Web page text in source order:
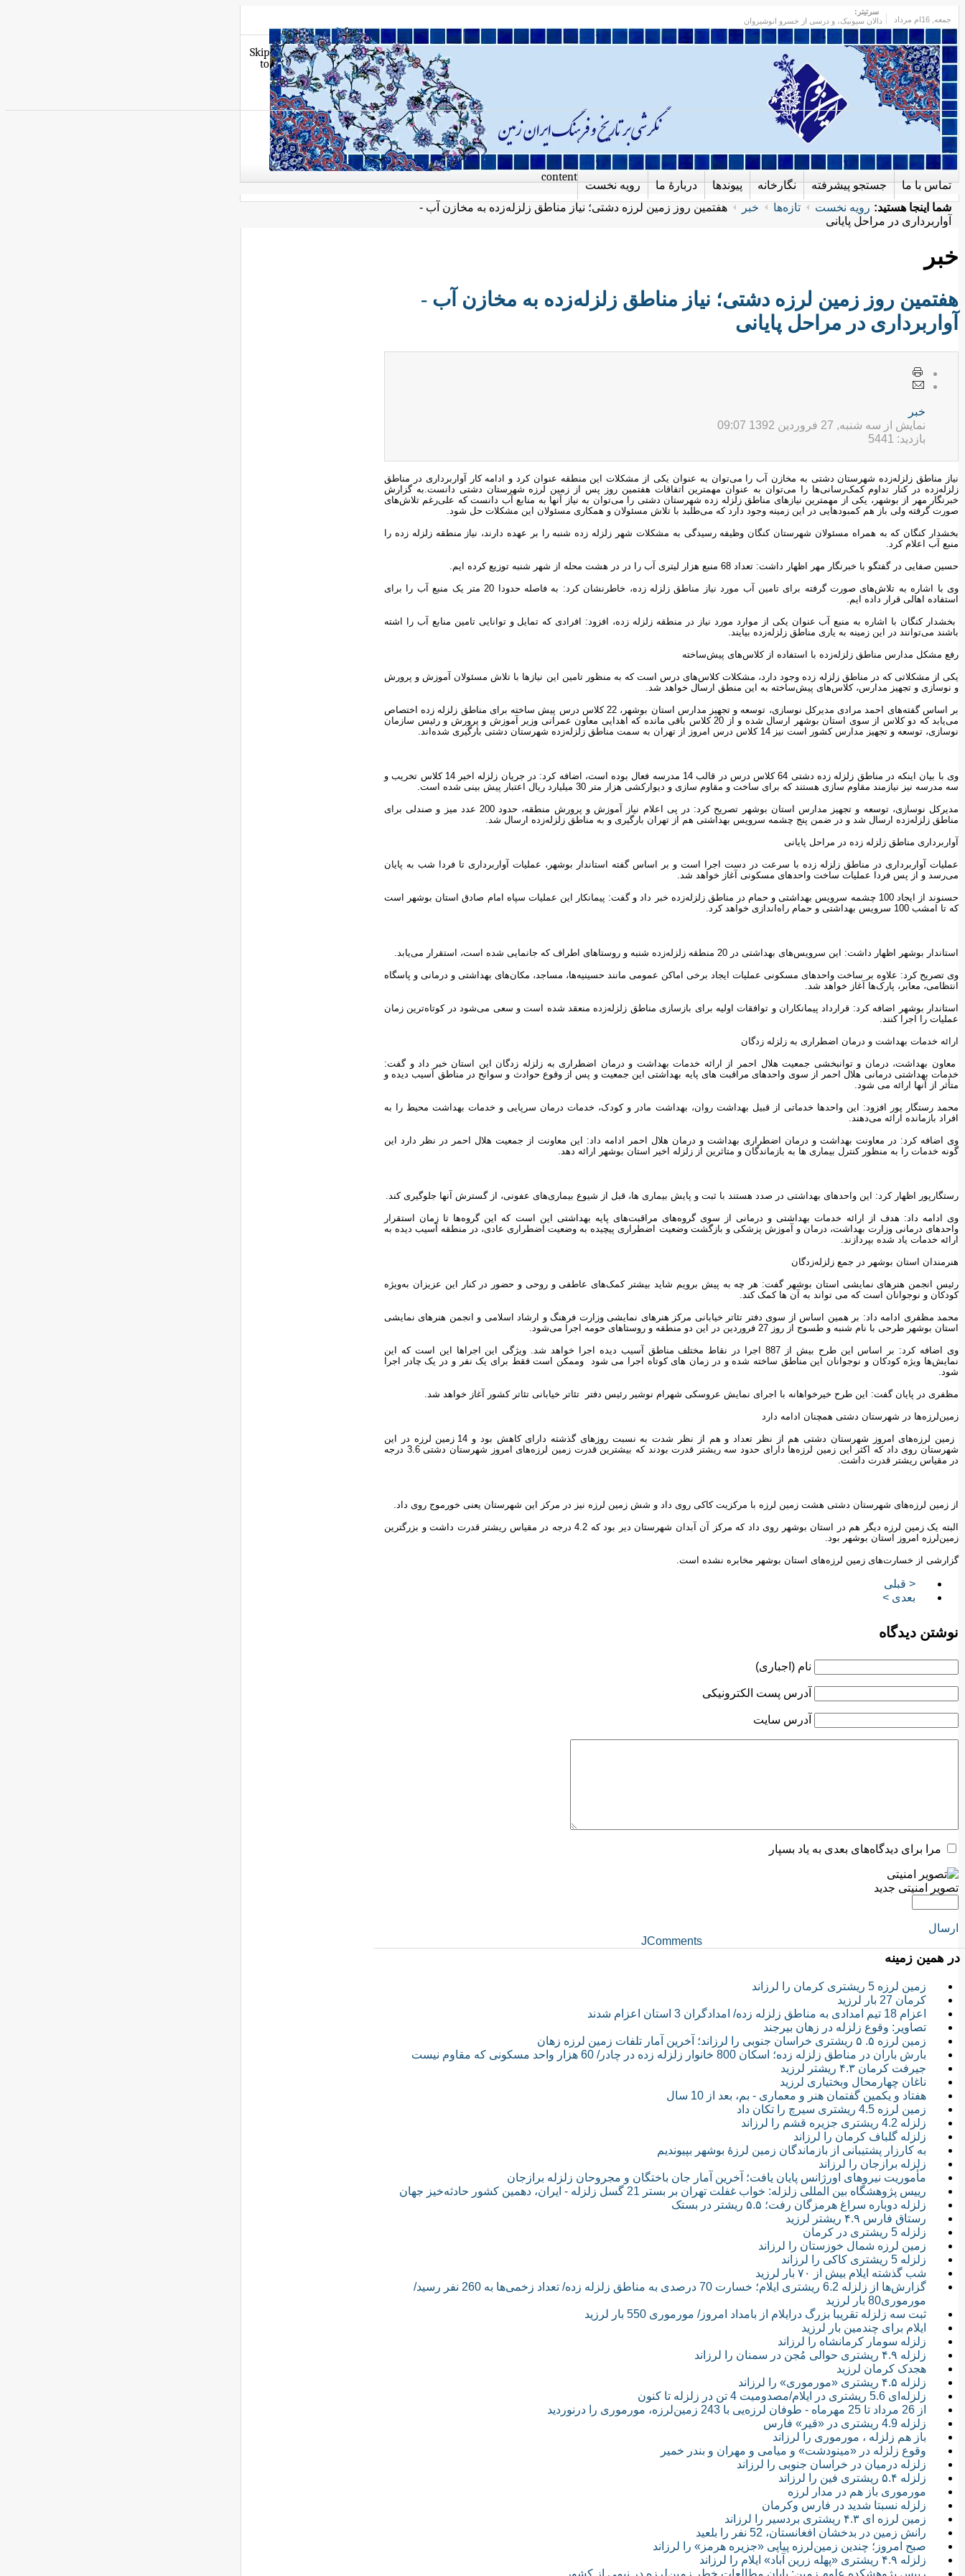
جمعه
سرتیتر:
دالان سیونیک، و درسی از خسرو انوشیروان
رویه نخست دربارهٔ ما پیوندها نگارخانه جستجو پیشرفته تماس با ما
Skip
to
content
شما اینجا هستید: رویه نخست تازه‌ها خبر
هفتمین روز زمین لرزه دشتی؛ نیاز مناطق زلزله‌زده به مخازن آب -
آواربرداری در مراحل پایانی
خبر
هفتمین روز زمین لرزه دشتی؛ نیاز مناطق زلزله‌زده به مخازن آب -
آواربرداری در مراحل پایانی
خبر
نمایش از سه شنبه, 27 فروردين 1392 09:07
بازدید: 5441
نیاز مناطق زلزله‌زده شهرستان دشتی به مخازن آب را می‌توان به عنوان یکی از مشکلات این منطقه عنوان کرد و ادامه کار آواربرداری در مناطق
زلزله‌زده در کنار تداوم کمک‌رسانی‌ها را می‌توان به عنوان مهمترین اتفاقات هفتمین روز پس از زمین لرزه شهرستان دشتی دانست.به گزارش
خبرنگار مهر از بوشهر، یکی از مهمترین نیازهای مناطق زلزله زده شهرستان دشتی را می‌توان به نیاز آنها به منابع آب دانست که علی‌رغم تلاش‌های
صورت گرفته ولی باز هم کمبودهایی در این زمینه وجود دارد که می‌طلبد با تلاش مسئولان و همکاری مسئولان این مشکلات حل شود.
بخشدار کنگان که به همراه مسئولان شهرستان کنگان وظیفه رسیدگی به مشکلات شهر زلزله زده شنبه را بر عهده دارند، نیاز منطقه زلزله زده را
منبع آب اعلام کرد.
حسین صفایی در گفتگو با خبرنگار مهر اظهار داشت: تعداد 68 منبع هزار لیتری آب را در در هشت محله از شهر شنبه توزیع کرده ایم.
وی با اشاره به تلاش‌های صورت گرفته برای تامین آب مورد نیاز مناطق زلزله زده، خاطرنشان کرد: به فاصله حدودا 20 متر یک منبع آب را برای
استفاده اهالی قرار داده ایم.
بخشدار کنگان با اشاره به منبع آب عنوان یکی از موارد مورد نیاز در منطقه زلزله زده، افزود: افرادی که تمایل و توانایی تامین منابع آب را اشته
باشند می‌توانند در این زمینه به یاری مناطق زلزله‌زده بیایند.
رفع مشکل مدارس مناطق زلزله‌زده با استفاده از کلاس‌های پیش‌ساخته
یکی از مشکلاتی که در مناطق زلزله زده وجود دارد، مشکلات کلاس‌های درس است که به منظور تامین این نیازها با تلاش مسئولان آموزش و پرورش
و نوسازی و تجهیز مدارس، کلاس‌های پیش‌ساخته به این منطق ارسال خواهد شد.
بر اساس گفته‌های احمد مرادی مدیرکل نوسازی، توسعه و تجهیز مدارس استان بوشهر، 22 کلاس درس پیش ساخته برای مناطق زلزله زده اختصاص
می‌یابد که دو کلاس از سوی استان بوشهر ارسال شده و از 20 کلاس باقی مانده که اهدایی معاون عمرانی وزیر آموزش و پرورش و رئیس سازمان
نوسازی، توسعه و تجهیز مدارس کشور است نیز 14 کلاس درس امروز از تهران به سمت مناطق زلزله‌زده شهرستان دشتی بارگیری شده‌اند.
وی با بیان اینکه در مناطق زلزله زده دشتی 64 کلاس درس در قالب 14 مدرسه فعال بوده است، اضافه کرد: در جریان زلزله اخیر 14 کلاس تخریب و
سه مدرسه نیز نیازمند مقاوم سازی هستند که برای ساخت و مقاوم سازی و دیوارکشی هزار متر 30 میلیارد ریال اعتبار پیش بینی شده است.
مدیرکل نوسازی، توسعه و تجهیز مدارس استان بوشهر تصریح کرد: در پی اعلام نیاز آموزش و پرورش منطقه، حدود 200 عدد میز و صندلی برای
مناطق زلزله‌زده ارسال شد و در ضمن پنج چشمه سرویس بهداشتی هم از تهران بارگیری و به مناطق زلزله‌زده ارسال شد.
آواربرداری مناطق زلزله زده در مراحل پایانی
عملیات آواربرداری در مناطق زلزله زده با سرعت در دست اجرا است و بر اساس گفته استاندار بوشهر، عملیات آواربرداری تا فردا شب به پایان
می‌رسد و از پس فردا عملیات ساخت واحدهای مسکونی آغاز خواهد شد.
حسنوند از ایجاد 100 چشمه سرویس بهداشتی و حمام در مناطق زلزله‌زده خبر داد و گفت: پیمانکار این عملیات سپاه امام صادق استان بوشهر است
که تا امشب 100 سرویس بهداشتی و حمام راه‌اندازی خواهد کرد.
استاندار بوشهر اظهار داشت: این سرویس‌های بهداشتی در 20 منطقه زلزله‌زده شنبه و روستاهای اطراف که جانمایی شده است، استقرار می‌یابد.
وی تصریح کرد: علاوه بر ساخت واحدهای مسکونی عملیات ایجاد برخی اماکن عمومی مانند حسینیه‌ها، مساجد، مکان‌های بهداشتی و درمانی و پاسگاه
انتظامی، معابر، پارک‌ها آغاز خواهد شد.
استاندار بوشهر اضافه کرد: قرارداد پیمانکاران و توافقات اولیه برای بازسازی مناطق زلزله‌زده منعقد شده است و سعی می‌شود در کوتاه‌ترین زمان
عملیات را اجرا کنند.
ارائه خدمات بهداشت و درمان اضطراری به زلزله زدگان
معاون بهداشت، درمان و توانبخشی جمعیت هلال احمر از ارائه خدمات بهداشت و درمان اضطراری به زلزله زدگان این استان خبر داد و گفت:
خدمات بهداشتی درمانی هلال احمر از سوی واحدهای مراقبت های پایه بهداشتی این جمعیت و پس از وقوع حوادث و سوانح در مناطق آسیب دیده و
متأثر از آنها ارائه می شود.
محمد رستگار پور افزود: این واحدها خدماتی از قبیل بهداشت روان، بهداشت مادر و کودک، خدمات درمان سرپایی و خدمات بهداشت محیط را به
افراد بازمانده ارائه می‌دهند.
وی اضافه کرد: در معاونت بهداشت و درمان اضطراری بهداشت و درمان هلال احمر ادامه داد: این معاونت از جمعیت هلال احمر در نظر دارد این
گونه خدمات را به منظور کنترل بیماری ها به بازماندگان و متاثرین از زلزله اخیر استان بوشهر ارائه دهد.
رستگارپور اظهار کرد: این واحدهای بهداشتی در صدد هستند با ثبت و پایش بیماری ها، قبل از شیوع بیماری‌های عفونی، از گسترش آنها جلوگیری کند.
وی ادامه داد: هدف از ارائه خدمات بهداشتی و درمانی از سوی گروه‌های مراقبت‌های پایه بهداشتی این است که این گروه‌ها تا زمان استقرار
واحدهای درمانی وزارت بهداشت، درمان و آموزش پزشکی و بازگشت وضعیت اضطراری پیچیده به وضعیت اضطراری عادی، در منطقه آسیب دیده به
ارائه خدمات یاد شده بپردازند.
هنرمندان استان بوشهر در جمع زلزله‌زدگان
رئیس انجمن هنرهای نمایشی استان بوشهر گفت: هر چه به پیش برویم شاید بیشتر کمک‌های عاطفی و روحی و حضور در کنار این عزیزان به‌ویژه
کودکان و نوجوانان است که می تواند به آن ها کمک کند.
محمد مظفری ادامه داد: بر همین اساس از سوی دفتر تئاتر خیابانی مرکز هنرهای نمایشی وزارت فرهنگ و ارشاد اسلامی و انجمن هنرهای نمایشی
استان بوشهر طرحی با نام شنبه و طسوج از روز 27 فروردین در این دو منطقه و روستاهای حومه اجرا می‌شود.
وی اضافه کرد: بر اساس این طرح بیش از 887 اجرا در نقاط مختلف مناطق آسیب دیده اجرا خواهد شد. ویژگی این اجراها این است که این
نمایش‌ها ویژه کودکان و نوجوانان این مناطق ساخته شده و در زمان های کوتاه اجرا می شود وممکن است فقط برای یک نفر و در یک چادر اجرا
شود.
مظفری در پایان گفت: این طرح خیرخواهانه با اجرای نمایش عروسکی شهرام نوشیر رئیس دفتر تئاتر خیابانی تئاتر کشور آغاز خواهد شد.
زمین‌لرزه‌ها در شهرستان دشتی همچنان ادامه دارد
زمین لرزه‌های امروز شهرستان دشتی هم از نظر تعداد و هم از نظر شدت به نسبت روزهای گذشته دارای کاهش بود و 14 زمین لرزه در این
شهرستان روی داد که اکثر این زمین لرزه‌ها دارای حدود سه ریشتر قدرت بودند که بیشترین قدرت زمین لرزه‌های امروز شهرستان دشتی 3.6 درجه
در مقیاس ریشتر قدرت داشت.
از زمین لرزه‌های شهرستان دشتی هشت زمین لرزه با مرکزیت کاکی روی داد و شش زمین لرزه نیز در مرکز این شهرستان یعنی خورموج روی داد.
البته یک زمین لرزه دیگر هم در استان بوشهر روی داد که مرکز آن آبدان شهرستان دیر بود که 4.2 درجه در مقیاس ریشتر قدرت داشت و بزرگترین
زمین‌لرزه امروز استان بوشهر بود.
گزارشی از خسارت‌های زمین لرزه‌های استان بوشهر مخابره نشده است.
< قبلی
بعدی >
نوشتن دیدگاه
نام (اجباری)
آدرس پست الکترونیکی
آدرس سایت
مرا برای دیدگاه‌های بعدی به یاد بسپار
تصویر امنیتی جدید
ارسال
JComments
در همین زمینه
زمین لرزه 5 ریشتری کرمان را لرزاند
کرمان 27 بار لرزید
اعزام 18 تیم امدادی به مناطق زلزله زده/ امدادگران 3 استان اعزام شدند
تصاویر: وقوع زلزله در زهان بیرجند
زمین لرزه ۵. ۵ ریشتری خراسان جنوبی را لرزاند؛ آخرین آمار تلفات زمین لرزه زهان
بارش باران در مناطق زلزله زده؛ اسکان 800 خانوار زلزله زده در چادر/ 60 هزار واحد مسکونی که مقاوم نیست
جیرفت کرمان ۴.۳ ریشتر لرزید
ناغان چهارمحال وبختیاری لرزید
هفتاد و یکمین گفتمان هنر و معماری - بم، بعد از 10 سال
زمین لرزه 4.5 ریشتری سیرچ را تکان داد
زلزله 4.2 ریشتری جزیره قشم را لرزاند
زلزله گلباف کرمان را لرزاند
به کارزار پشتیبانی از بازماندگان زمین لرزۀ بوشهر بپیوندیم
زلزله برازجان را لرزاند
مأموریت نیروهای اورژانس پایان یافت؛ آخرین آمار جان باختگان و مجروحان زلزله برازجان
رییس پژوهشگاه بین المللی زلزله‌: خواب غفلت تهران بر بستر 21 گسل زلزله - ایران، دهمین کشور حادثه‌خیز جهان
زلزله دوباره سراغ هرمزگان رفت؛ ۵.۵ ریشتر در بستک
رستاق فارس ۴.۹ ریشتر لرزید
زلزله 5 ریشتری در کرمان
زمین لرزه شمال خوزستان را لرزاند
زلزله 5 ریشتری کاکی را لرزاند
شب گذشته ایلام بیش از ۷۰ بار لرزید
گزارش‌ها از زلزله 6.2 ریشتری ایلام؛ خسارت 70 درصدی به مناطق زلزله زده/ تعداد زخمی‌ها به 260 نفر رسید/
مورموری80 بار لرزید
ثبت سه زلزله تقریبا بزرگ درایلام از بامداد امروز/ مورموری 550 بار لرزید
ایلام برای چندمین بار لرزید
زلزله سومار کرمانشاه را لرزاند
زلزله ۴.۹ ریشتری حوالی مُجن در سمنان را لرزاند
هجدک کرمان لرزید
زلزله ۴.۵ ریشتری «مورموری» را لرزاند
زلزله‌ای 5.6 ریشتری در ایلام/مصدومیت 4 تن در زلزله تا کنون
از 26 مرداد تا 25 مهرماه - طوفان لرزه‌یی با 243 زمین‌لرزه، مورموری را درنوردید
زلزله 4.9 ریشتری در «قیر» فارس
باز هم زلزله ، مورموری را لرزاند
وقوع زلزله در «مینودشت» و میامی و مهران و بندر خمیر
زلزله درمیان در خراسان جنوبی را لرزاند
زلزله ۵.۴ ریشتری فین را لرزاند
مورموری باز هم در مدار لرزه
زلزله نسبتا شدید در فارس وکرمان
زمین لرزه ای ۴.۳ ریشتری بردسیر را لرزاند
رانش زمین در بدخشان افغانستان، 52 نفر را بلعید
صبح امروز؛ چندین زمین‌لرزه پیاپی «جزیره هرمز» را لرزاند
زلزله ۴.۹ ریشتری «پهله زرین آباد» ایلام را لرزاند
رییس پژوهشکده علوم زمین: پایان مطالعات خطر زمین‌لرزه در نیمی از کشور